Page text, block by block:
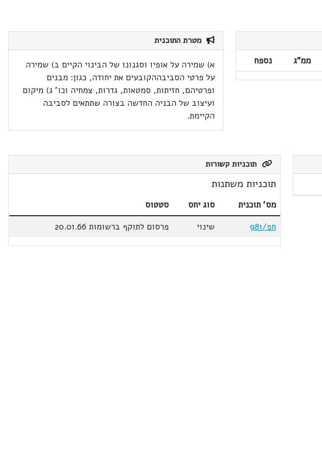
ממ"ג נספח
מטרת התוכנית
א) שמירה על אופיו וסגנונו של הבינוי הקיים ב) שמירה
על פרטי הסביבההקובעים את יחודה, כגון: מבנים
ופרטיהם, חזיתות, סמטאות, גדרות, צמחיה וכו' ג) מיקום
ועיצוב של הבניה החדשה בצורה שתתאים לסביבה
הקיימת.
תוכניות קשורות
תוכניות משתנות
מס' תוכנית סוג יחס
סטטוס
חפ/981
שינוי פרסום לתוקף ברשומות 20.01.66